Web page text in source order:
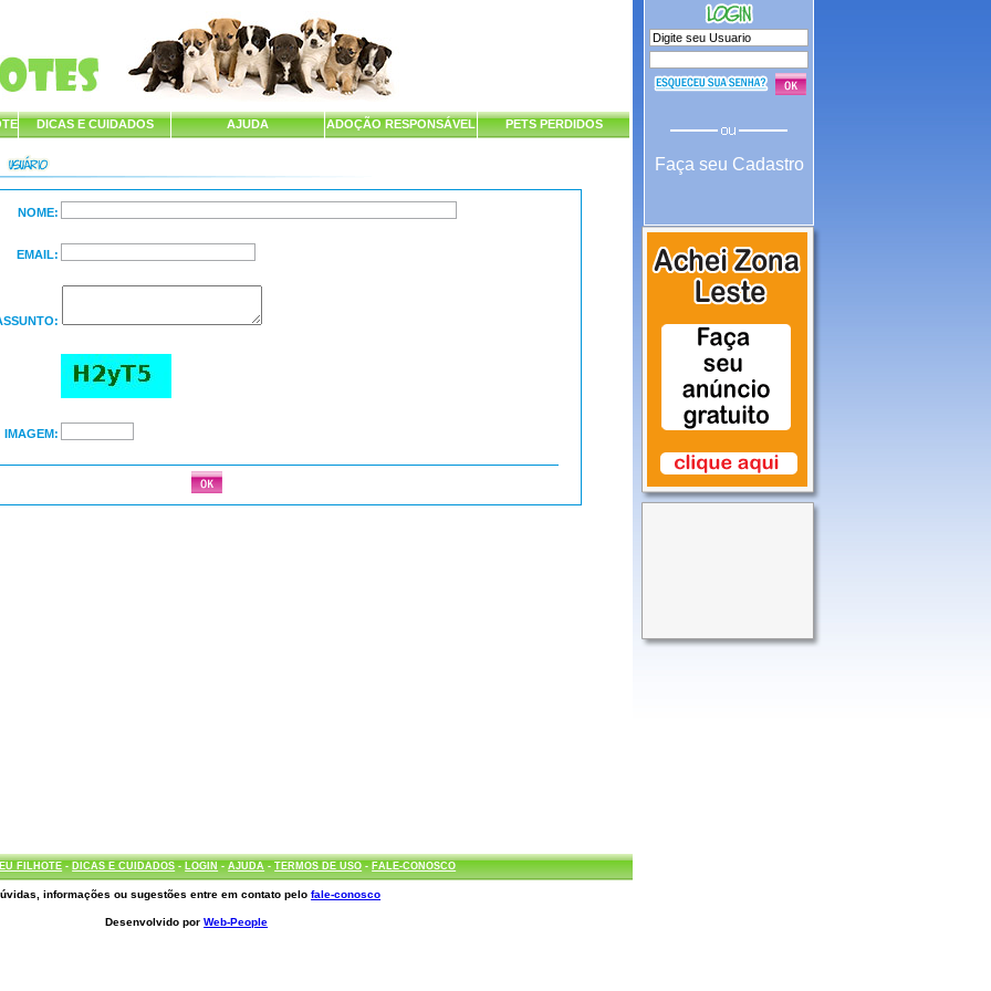
DICAS E CUIDADOS AJUDA ADOÇÃO RESPONSÁVEL PETS PERDIDOS
NOME:
EMAIL:
IMAGEM:
FILHOTE- DICAS E CUIDADOS- LOGIN-AJUDA-TERMOS DE USO- FALE-CONOSCO
Faça seu Cadastro
informações ou sugestões entre em contato pelofale-conosco
Desenvolvido porWeb-People